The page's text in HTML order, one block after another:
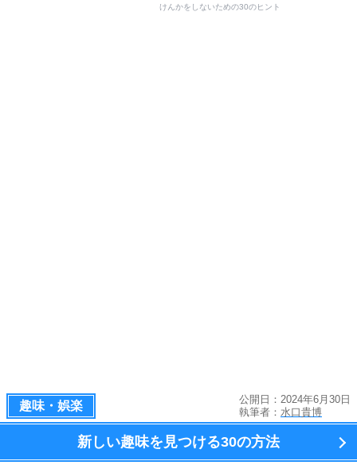
けんかをしないための30のヒント
趣味・娯楽
公開日：2024年6月30日
執筆者： 水口貴博
新しい趣味を見つける30の方法